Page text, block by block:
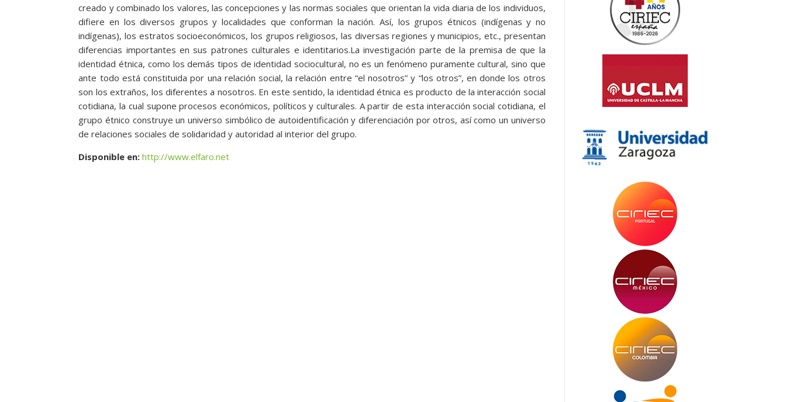
creado y combinado los valores, las concepciones y las normas sociales que orientan la vida diaria de los individuos,
difiere en los diversos grupos y localidades que conforman la nación. Así, los grupos étnicos (indígenas y no
indígenas), los estratos socioeconómicos, los grupos religiosos, las diversas regiones y municipios, etc., presentan
diferencias importantes en sus patrones culturales e identitarios.La investigación parte de la premisa de que la
identidad étnica, como los demás tipos de identidad sociocultural, no es un fenómeno puramente cultural, sino que
ante todo está constituida por una relación social, la relación entre “el nosotros” y “los otros”, en donde los otros
son los extraños, los diferentes a nosotros. En este sentido, la identidad étnica es producto de la interacción social
cotidiana, la cual supone procesos económicos, políticos y culturales. A partir de esta interacción social cotidiana, el
grupo étnico construye un universo simbólico de autoidentificación y diferenciación por otros, así como un universo
de relaciones sociales de solidaridad y autoridad al interior del grupo.
Disponible en:http://www.elfaro.net